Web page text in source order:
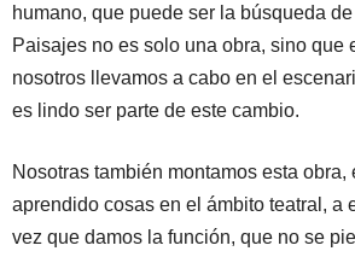
humano, que puede ser la búsqueda
Paisajes no es solo una obra, sino que
nosotros llevamos a cabo en el
es lindo ser parte de este cambio.
Nosotras también montamos esta obra,
aprendido cosas en el ámbito teatral, a
vez que damos la función, que no se